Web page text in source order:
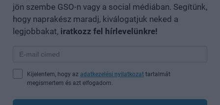
jön szembe GSO-n vagy a social médiában. Segítünk,
hogy naprakész maradj, kiválogatjuk neked a
legjobbakat, iratkozz fel hírlevelünkre!
Kijelentem, hogy az adatkezelési nyilatkozat tartalmát
megismertem és azt elfogadom.